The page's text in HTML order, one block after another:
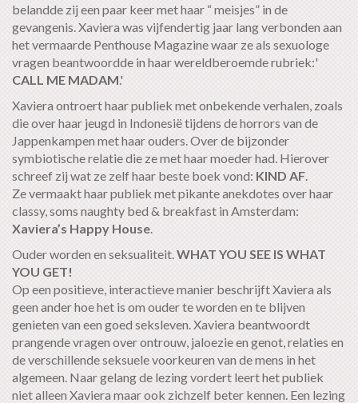
belandde zij een paar keer met haar “ meisjes” in de
gevangenis. Xaviera was vijfendertig jaar lang verbonden aan
het vermaarde Penthouse Magazine waar ze als sexuologe
vragen beantwoordde in haar wereldberoemde rubriek:'
CALL ME MADAM.'
Xaviera ontroert haar publiek met onbekende verhalen, zoals
die over haar jeugd in Indonesië tijdens de horrors van de
Jappenkampen met haar ouders. Over de bijzonder
symbiotische relatie die ze met haar moeder had. Hierover
schreef zij wat ze zelf haar beste boek vond: KIND AF
Ze vermaakt haar publiek met pikante anekdotes over haar
classy, soms naughty bed & breakfast in Amsterdam:
Xaviera’s Happy House
Ouder worden en seksualiteit. WHAT YOU SEE IS WHAT
YOU GET!
Op een positieve, interactieve manier beschrijft Xaviera als
geen ander hoe het is om ouder te worden en te blijven
genieten van een goed seksleven. Xaviera beantwoordt
prangende vragen over ontrouw, jaloezie en genot, relaties en
de verschillende seksuele voorkeuren van de mens in het
algemeen. Naar gelang de lezing vordert leert het publiek
niet alleen Xaviera maar ook zichzelf beter kennen. Een lezing